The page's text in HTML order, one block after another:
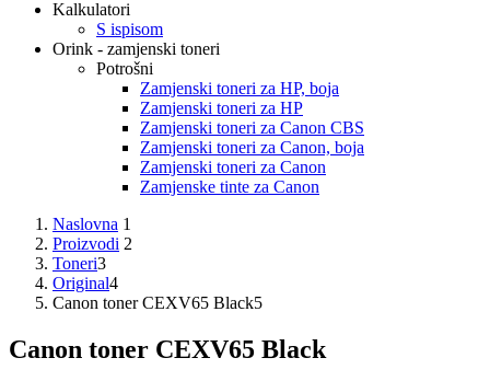
Kalkulatori
S ispisom
Orink - zamjenski toneri
Potrošni
Zamjenski toneri za HP, boja
Zamjenski toneri za HP
Zamjenski toneri za Canon CBS
Zamjenski toneri za Canon, boja
Zamjenski toneri za Canon
Zamjenske tinte za Canon
Naslovna 1
Proizvodi 2
Toneri3
Original4
Canon toner CEXV65 Black5
Canon toner CEXV65 Black